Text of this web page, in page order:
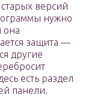
версий
нужно
она
защита —
другие
есть раздел
панели.